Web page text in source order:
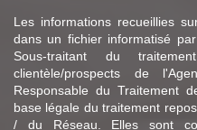
Les informations recueillies
dans un fichier informatisé
Sous-traitant du
clientèle/prospects de
Responsable du Traitement
base légale du traitement
/ du Réseau. Elles sont